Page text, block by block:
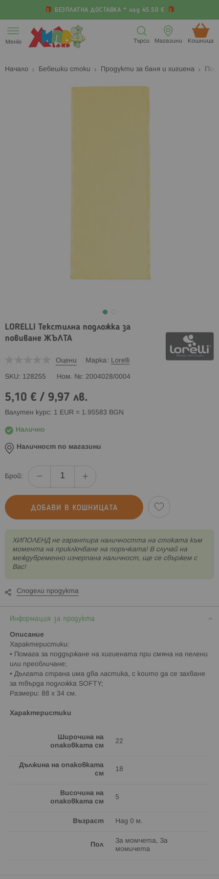
БЕЗПЛАТНА ДОСТАВКА * над 45.50 €
към
съдържанието
Меню Кошница (
Магазини
Търси
Начало Бебешки стоки Продукти за баня и хигиена
LORELLI Текстилна подложка за
повиване ЖЪЛТА
Оцени Марка Lorelli
SKU 128255 Ном. № 2004028/0004
5,10 € / 9,97 лв.
Валутен курс: 1 EUR = 1.95583 BGN
Налично
Наличност по магазини
Брой:
ДОБАВИ В КОШНИЦАТА
XИПОЛЕНД не гарантира наличността на стоката към
момента на приключване на поръчката! В случай на
междувременно изчерпана наличност, ще се свържем с
Вас!
Сподели продукта
Информация за продукта
Описание
Характеристики:
• Помага за поддържане на хигиената при смяна на пелени
или преобличане;
• Дългата страна има два ластика, с които да се захване
за твърда подложка SOFTY;
Размери: 88 х 34 см.
Характеристики
Широчина на
опаковката см
22
Дължина на опаковката
см
18
Височина на
опаковката см
5
Възраст Над 0 м.
Пол
За момчета, За
момичета